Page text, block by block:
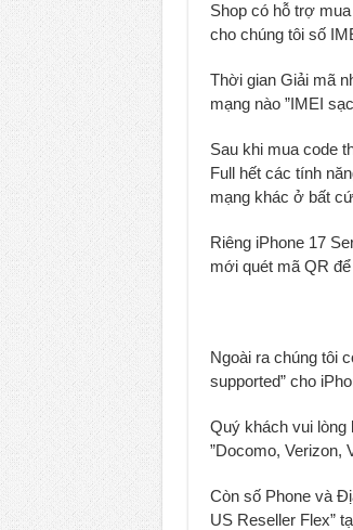
Shop có hỗ trợ
cho chúng tôi số
Thời gian Giải mã
mạng nào ”IMEI
Sau khi mua code
Full hết các tính
mạng khác ở bất
Riêng iPhone 17
mới quét mã QR
Ngoài ra chúng tôi
supported” cho
Quý khách vui lòng
”Docomo, Verizon,
Còn số Phone và
US Reseller Flex”